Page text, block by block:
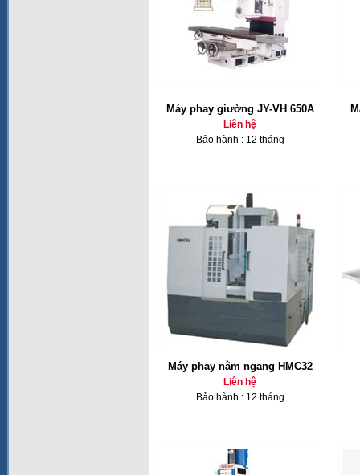
Máy phay giường JY-VH 650A
Liên hệ
Bảo hành : 12 tháng
Máy phay nằm ngang HMC32
Liên hệ
Bảo hành : 12 tháng